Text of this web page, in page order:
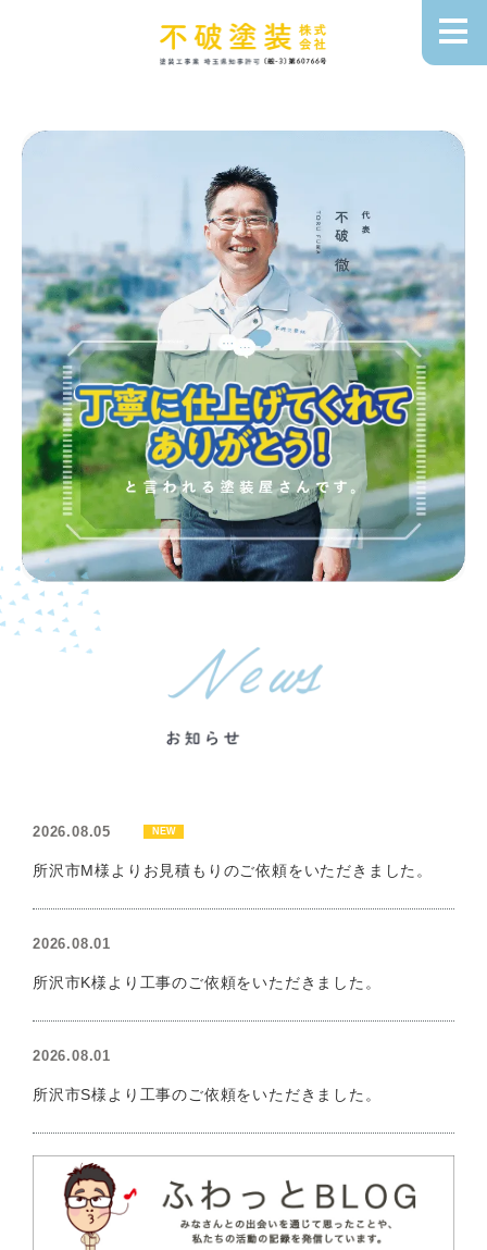
2026.08.05 NEW
所沢市M様よりお見積もりのご依頼をいただきました。
2026.08.01
所沢市K様より工事のご依頼をいただきました。
2026.08.01
所沢市S様より工事のご依頼をいただきました。